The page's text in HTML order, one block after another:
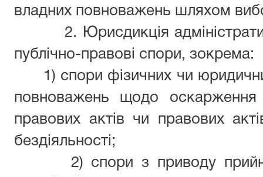
владних повноважень шляхом
2. Юрисдикція
публічно-правові спори, зокрема:
1) спори фізичних чи
повноважень щодо оскарження
правових актів чи правових
бездіяльності;
2) спори з приводу